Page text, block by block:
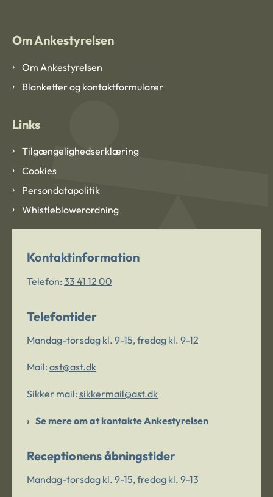
Om Ankestyrelsen
Om Ankestyrelsen
Blanketter og kontaktformularer
Links
Tilgængelighedserklæring
Cookies
Persondatapolitik
Whistleblowerordning
Kontaktinformation
Telefon: 33 41 12 00
Telefontider
Mandag-torsdag kl. 9-15, fredag kl. 9-12
Mail: ast@ast.dk
Sikker mail: sikkermail@ast.dk
Se mere om at kontakte Ankestyrelsen
Receptionens åbningstider
Mandag-torsdag kl. 9-15, fredag kl. 9-13